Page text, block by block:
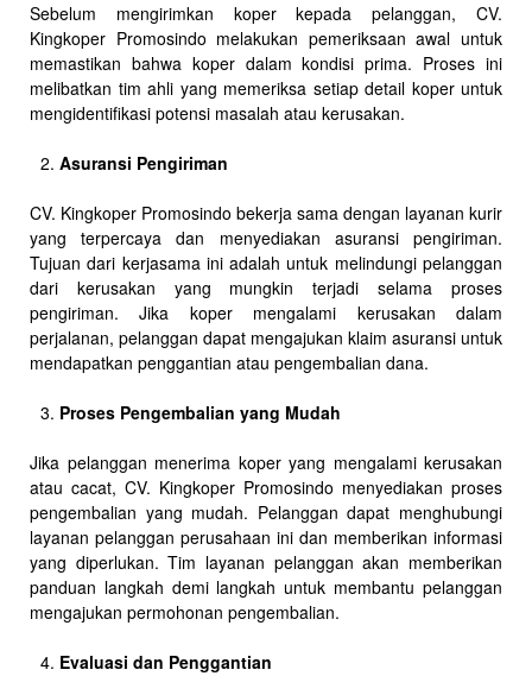
Sebelum mengirimkan koper kepada pelanggan, CV.
Kingkoper Promosindo melakukan pemeriksaan awal untuk
memastikan bahwa koper dalam kondisi prima. Proses ini
melibatkan tim ahli yang memeriksa setiap detail koper untuk
mengidentifikasi potensi masalah atau kerusakan.
Asuransi Pengiriman
CV. Kingkoper Promosindo bekerja sama dengan layanan kurir
yang terpercaya dan menyediakan asuransi pengiriman.
Tujuan dari kerjasama ini adalah untuk melindungi pelanggan
dari kerusakan yang mungkin terjadi selama proses
pengiriman. Jika koper mengalami kerusakan dalam
perjalanan, pelanggan dapat mengajukan klaim asuransi untuk
mendapatkan penggantian atau pengembalian dana.
Proses Pengembalian yang Mudah
Jika pelanggan menerima koper yang mengalami kerusakan
atau cacat, CV. Kingkoper Promosindo menyediakan proses
pengembalian yang mudah. Pelanggan dapat menghubungi
layanan pelanggan perusahaan ini dan memberikan informasi
yang diperlukan. Tim layanan pelanggan akan memberikan
panduan langkah demi langkah untuk membantu pelanggan
mengajukan permohonan pengembalian.
Evaluasi dan Penggantian